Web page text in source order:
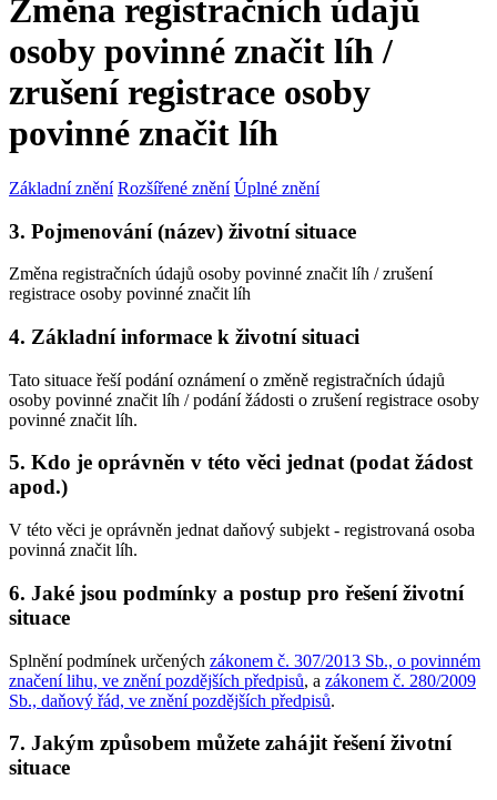
Změna registračních údajů
osoby povinné značit líh /
zrušení registrace osoby
povinné značit líh
Základní znění Rozšířené znění Úplné znění
3. Pojmenování (název) životní situace
Změna registračních údajů osoby povinné značit líh / zrušení
registrace osoby povinné značit líh
4. Základní informace k životní situaci
Tato situace řeší podání oznámení o změně registračních údajů
osoby povinné značit líh / podání žádosti o zrušení registrace osoby
povinné značit líh.
5. Kdo je oprávněn v této věci jednat (podat žádost
apod.)
V této věci je oprávněn jednat daňový subjekt - registrovaná osoba
povinná značit líh.
6. Jaké jsou podmínky a postup pro řešení životní
situace
Splnění podmínek určených zákonem č. 307/2013 Sb., o povinném
značení lihu, ve znění pozdějších předpisů, a zákonem č. 280/2009
Sb., daňový řád, ve znění pozdějších předpisů.
7. Jakým způsobem můžete zahájit řešení životní
situace